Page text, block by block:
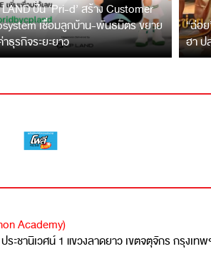
ปั้น ‘Pri-d’ สร้าง Customer
เชื่อมลูกบ้าน-พันธมิตร ขยาย
ธุรกิจระยะยาว
“ฉ่อ
ฮา ป
Academy)
ระชานิเวศน์ 1 แขวงลาดยาว เขตจตุจักร กรุงเท